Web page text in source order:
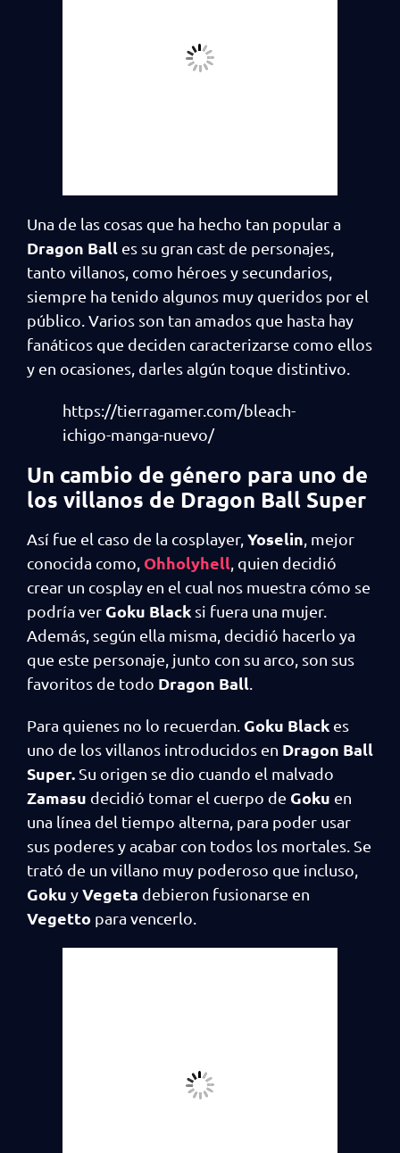
Una de las cosas que ha hecho tan popular a
Dragon Ball es su gran cast de personajes,
tanto villanos, como héroes y secundarios,
siempre ha tenido algunos muy queridos por el
público. Varios son tan amados que hasta hay
fanáticos que deciden caracterizarse como ellos
y en ocasiones, darles algún toque distintivo.
https://tierragamer.com/bleach-
ichigo-manga-nuevo/
Un cambio de género para uno de
los villanos de Dragon Ball Super
Así fue el caso de la cosplayer, Yoselin , mejor
conocida como, Ohholyhell , quien decidió
crear un cosplay en el cual nos muestra cómo se
podría ver Goku Black si fuera una mujer.
Además, según ella misma, decidió hacerlo ya
que este personaje, junto con su arco, son sus
favoritos de todo Dragon Ball
Para quienes no lo recuerdan. Goku Black es
uno de los villanos introducidos en Dragon Ball
Super. Su origen se dio cuando el malvado
Zamasu decidió tomar el cuerpo de Goku en
una línea del tiempo alterna, para poder usar
sus poderes y acabar con todos los mortales. Se
trató de un villano muy poderoso que incluso,
Goku yVegeta debieron fusionarse en
Vegetto para vencerlo.